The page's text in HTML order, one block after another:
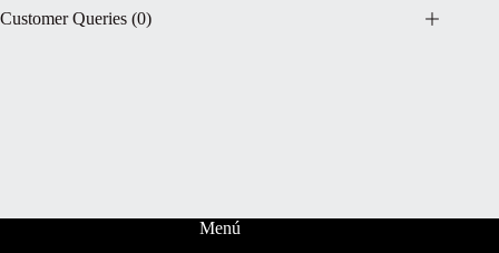
Customer Queries (0)
Menú